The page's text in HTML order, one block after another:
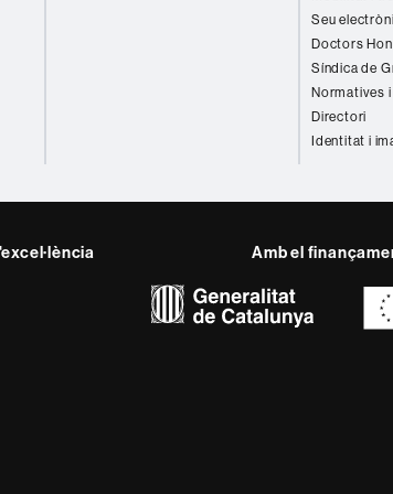
Seu
Doctors
Síndica de
Normatives
Directori
Identitat i
Amb el
de qualitat i excel·lència, diversificada,
i adaptada als nous models de l'Europa